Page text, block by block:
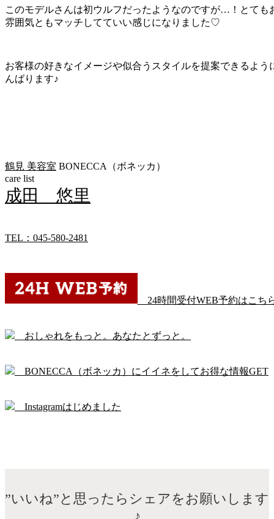
このモデルさんは初ウルフだったようなのですが…！とても
雰囲気ともマッチしてていい感じになりました♡
お客様の好きなイメージや似合うスタイルを提案できるよう
んばります♪
鶴見 美容室 BONECCA（ボネッカ）
care list
成田 悠里
TEL：045-580-2481
24時間受付WEB予約はこち
おしゃれをもっと。あなたとずっと。
BONECCA（ボネッカ）にイイネをしてお得な情報GET
Instagramはじめました
”いいね”と思ったらシェアをお願いします
♪